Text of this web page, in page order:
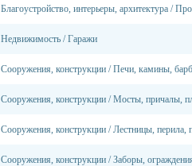
Благоустройство, интерьеры, архитектура /
Недвижимость /Гаражи
Сооружения, конструкции /Печи, камины,
Сооружения, конструкции /Мосты, причалы,
Сооружения, конструкции /Лестницы, перила,
Сооружения, конструкции /Заборы,